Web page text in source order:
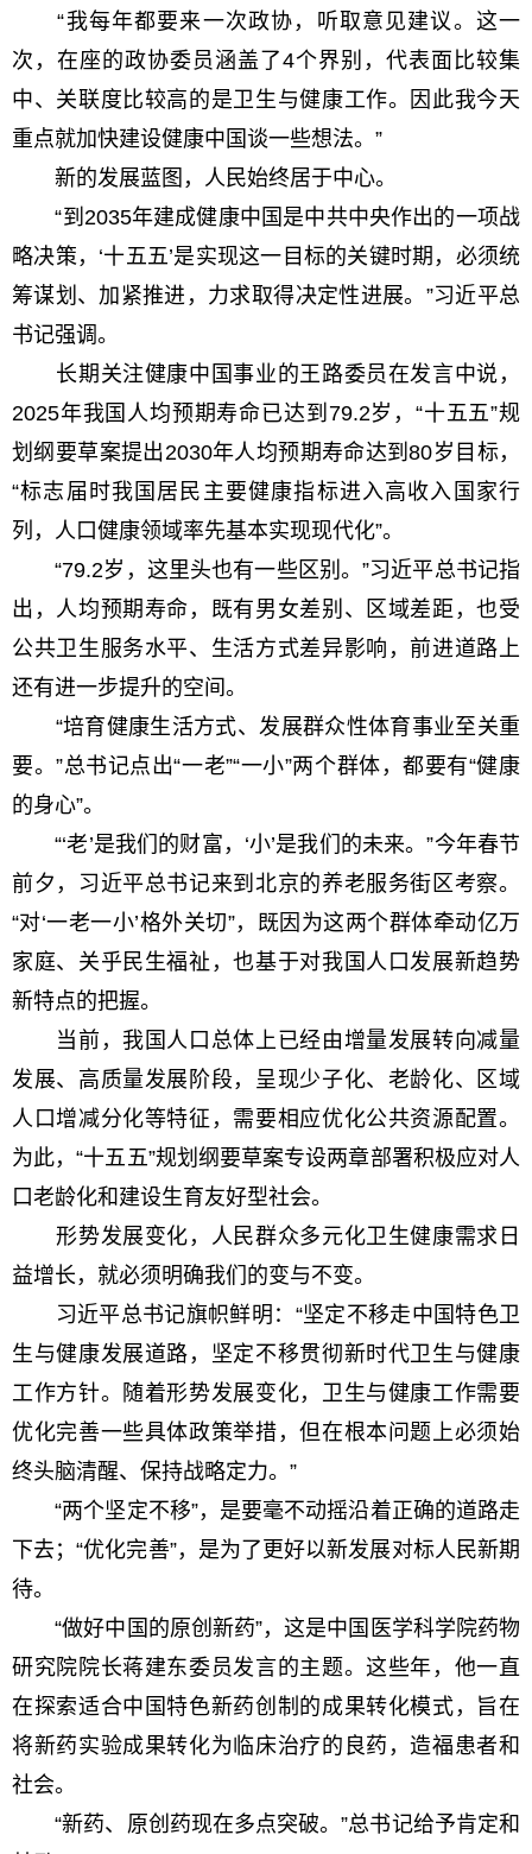
“我每年都要来一次政协，听取意见建议。这一
次，在座的政协委员涵盖了4个界别，代表面比较集
中、关联度比较高的是卫生与健康工作。因此我今天
重点就加快建设健康中国谈一些想法。”
新的发展蓝图，人民始终居于中心。
“到2035年建成健康中国是中共中央作出的一项战
略决策，‘十五五’是实现这一目标的关键时期，必须统
筹谋划、加紧推进，力求取得决定性进展。”习近平总
书记强调。
长期关注健康中国事业的王路委员在发言中说，
2025年我国人均预期寿命已达到79.2岁，“十五五”规
划纲要草案提出2030年人均预期寿命达到80岁目标，
“标志届时我国居民主要健康指标进入高收入国家行
列，人口健康领域率先基本实现现代化”。
“79.2岁，这里头也有一些区别。”习近平总书记指
出，人均预期寿命，既有男女差别、区域差距，也受
公共卫生服务水平、生活方式差异影响，前进道路上
还有进一步提升的空间。
“培育健康生活方式、发展群众性体育事业至关重
要。”总书记点出“一老”“一小”两个群体，都要有“健康
的身心”。
“‘老’是我们的财富，‘小’是我们的未来。”今年春节
前夕，习近平总书记来到北京的养老服务街区考察。
“对‘一老一小’格外关切”，既因为这两个群体牵动亿万
家庭、关乎民生福祉，也基于对我国人口发展新趋势
新特点的把握。
当前，我国人口总体上已经由增量发展转向减量
发展、高质量发展阶段，呈现少子化、老龄化、区域
人口增减分化等特征，需要相应优化公共资源配置。
为此，“十五五”规划纲要草案专设两章部署积极应对人
口老龄化和建设生育友好型社会。
形势发展变化，人民群众多元化卫生健康需求日
益增长，就必须明确我们的变与不变。
习近平总书记旗帜鲜明：“坚定不移走中国特色卫
生与健康发展道路，坚定不移贯彻新时代卫生与健康
工作方针。随着形势发展变化，卫生与健康工作需要
优化完善一些具体政策举措，但在根本问题上必须始
终头脑清醒、保持战略定力。”
“两个坚定不移”，是要毫不动摇沿着正确的道路走
下去；“优化完善”，是为了更好以新发展对标人民新期
待。
“做好中国的原创新药”，这是中国医学科学院药物
研究院院长蒋建东委员发言的主题。这些年，他一直
在探索适合中国特色新药创制的成果转化模式，旨在
将新药实验成果转化为临床治疗的良药，造福患者和
社会。
“新药、原创药现在多点突破。”总书记给予肯定和